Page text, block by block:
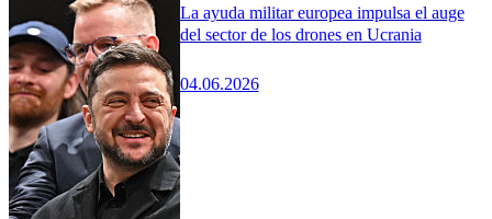
La ayuda militar europea impulsa el auge
del sector de los drones en Ucrania
04.06.2026